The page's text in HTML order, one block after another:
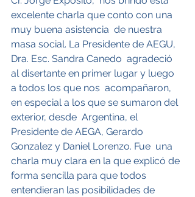
excelente charla que conto con una
muy buena asistencia  de nuestra
masa social. La Presidente de AEGU,
Dra. Esc. Sandra Canedo  agradeció
al disertante en primer lugar y luego
a todos los que nos  acompañaron,
en especial a los que se sumaron del
exterior, desde  Argentina, el
Presidente de AEGA, Gerardo
Gonzalez y Daniel Lorenzo. Fue  una
charla muy clara en la que explicó de
forma sencilla para que todos
entendieran las posibilidades de